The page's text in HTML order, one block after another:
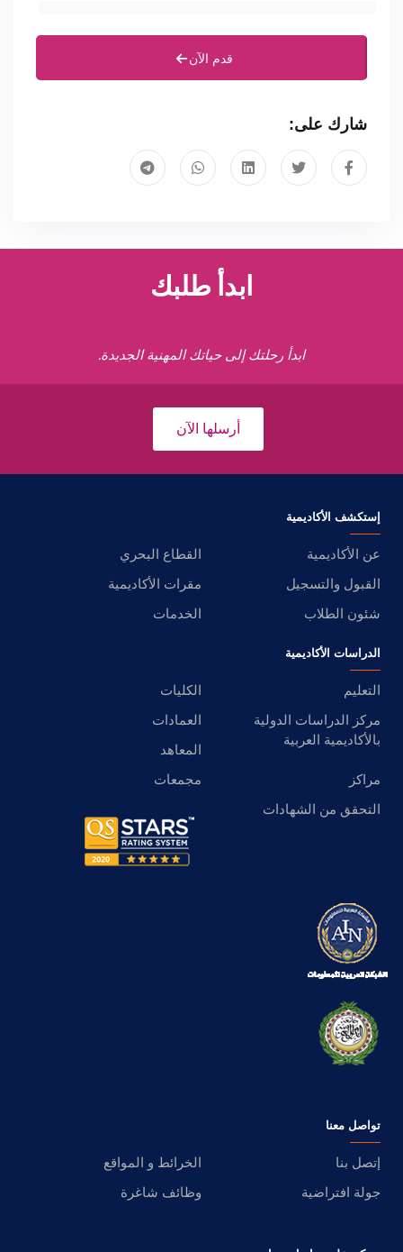
قدم الآن
شارك على:
ابدأ طلبك
ابدأ رحلتك إلى حياتك المهنية الجديدة.
أرسلها الآن
إستكشف الأكاديمية
عن الأكاديمية
القطاع البحري
القبول والتسجيل
مقرات الأكاديمية
شئون الطلاب
الخدمات
الدراسات الأكاديمية
التعليم
الكليات
مركز الدراسات الدولية
بالأكاديمية العربية
العمادات
المعاهد
مراكز
مجمعات
التحقق من الشهادات
تواصل معنا
إتصل بنا
الخرائط و المواقع
جولة افتراضية
وظائف شاغرة